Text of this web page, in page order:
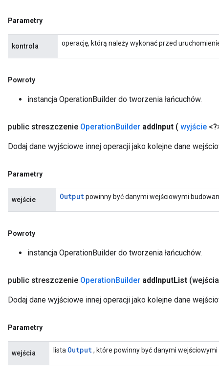
Parametry
kontrola operację, którą należy wykonać przed
Powroty
instancja OperationBuilder do tworzenia łańcuchów.
public streszczenie OperationBuilder addInput ( wyjście
Dodaj dane wyjściowe innej operacji jako kolejne dane
Parametry
wejście Outputpowinny być danymi wejściowymi
Powroty
instancja OperationBuilder do tworzenia łańcuchów.
public streszczenie OperationBuilder addInputList
Dodaj dane wyjściowe innej operacji jako kolejne dane
Parametry
wejścia lista Output, które powinny być danymi